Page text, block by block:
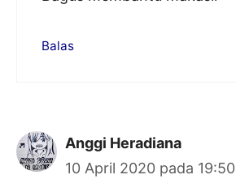
Balas
Anggi Heradiana
10 April 2020 pada 19:50